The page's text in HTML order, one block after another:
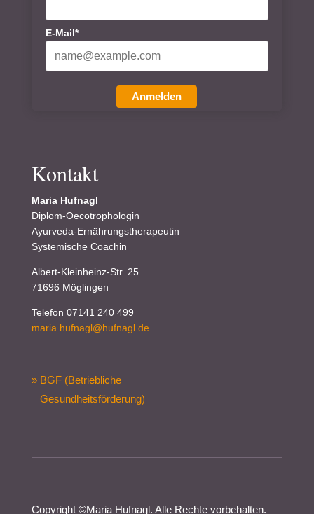
E-Mail*
Anmelden
Kontakt
Maria Hufnagl
Diplom-Oecotrophologin
Ayurveda-Ernährungstherapeutin
Systemische Coachin
Albert-Kleinheinz-Str. 25
71696 Möglingen
Telefon 07141 240 499
maria.hufnagl@hufnagl.de
» BGF (Betriebliche
Gesundheitsförderung)
Copyright ©Maria Hufnagl. Alle Rechte vorbehalten.